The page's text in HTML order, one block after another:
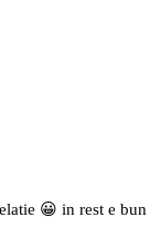
😀 in rest e bun